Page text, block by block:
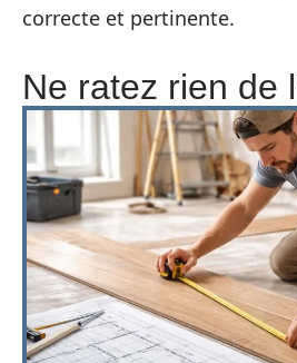
correcte et pertinente.
Ne ratez rien de